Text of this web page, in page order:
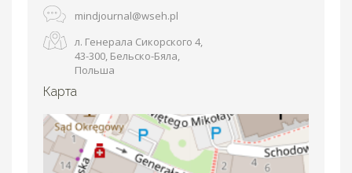
mindjournal@wseh.pl
л. Генерала Сикорского 4,
43-300, Бельско-Бяла,
Польша
Карта